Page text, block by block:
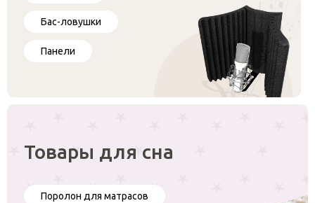
Бас-ловушки
Панели
Товары для сна
Поролон для матрасов